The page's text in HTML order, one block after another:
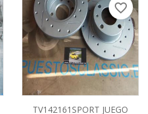
TV142161SPORT JUEGO
favorite_border